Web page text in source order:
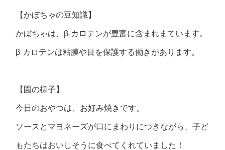
【かぼちゃの豆知識】
かぼちゃは、β‐カロテンが豊富に含まれまています。
β⁻カロテンは粘膜や目を保護する働きがあります。
【園の様子】
今日のおやつは、お好み焼きです。
ソースとマヨネーズが口にまわりにつきながら、子ど
もたちはおいしそうに食べてくれていました！